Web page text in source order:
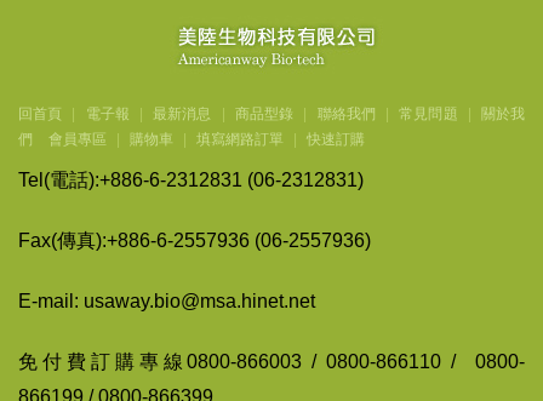
回首頁 電子報 最新消息 商品型錄 聯絡我們 常見問題
關於我
們
會員專區 購物車 填寫網路訂單 快速訂購
Tel(電話):+886-6-2312831 (06-2312831)
Fax(傳真):+886-6-2557936 (06-2557936)
E-mail: usaway.bio@msa.hinet.net
免付費訂購專線0800-866003 / 0800-866110 / 0800-